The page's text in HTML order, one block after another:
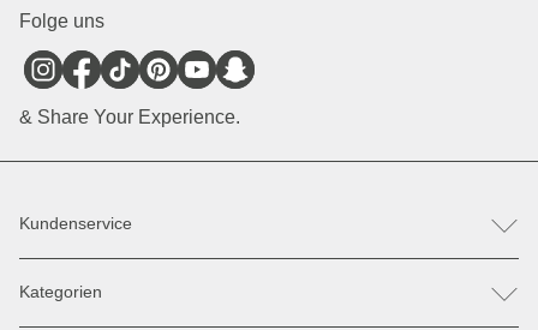
Folge uns
& Share Your Experience.
Kundenservice
Hilfe & Kontakt
Retoure / Reklamation anmelden
Kategorien